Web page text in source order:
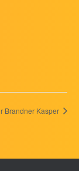
Brandner Kasper